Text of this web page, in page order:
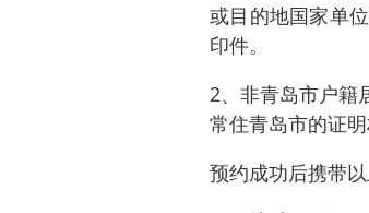
或目的地国家单
印件。
2、非青岛市户籍
常住青岛市的证明
预约成功后携带